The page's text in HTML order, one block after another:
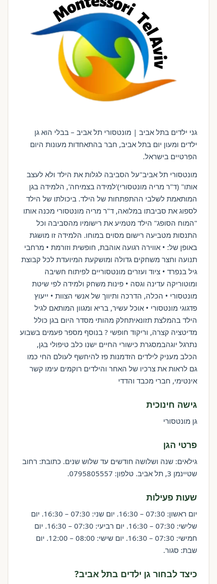
גני ילדים בתל אביב | מונטסורי תל אביב – בבלי הוא גן
ילדים ומעון יום בתל אביב, חבר בהתאחדות מעונות היום
הפרטיים בישראל.
מונטסורי תל אביב"על הסביבה לגלות את הילד ולא לעצב
אותו" (ד"ר מריה מונטסורי)'למידה בצמיחה', הלמידה בגן
המותאמת לשלבי ההתפתחות של הילד. ביכולתו של הילד
לספוג את סביבתו במלואה, ד"ר מריה מונטסורי מכנה אותו
"המוח הסופג" הילד מטמיע את רישומיו מהסביבה וכל
התנסות מטביעה רישום מסוים במוחו. הלמידה זו מושגת
באופן של: • אווירה רגועה אוהבת, חופשית וזורמת • מרחבי
תנועה וחצר משחקים גדולה ומושקעת המיועדת לכל קבוצת
גיל בנפרד • ציוד ועזרים מונטסוריים לפיתוח חשיבה
ומוטוריקה עדינה וגסה • פינות משחק ולמידה לפי שיטת
מונטסורי • הכלה, הדרכה ותיווך של אנשי הצוות • ייעוץ
פדגוגי מונטסורי • אוכל עשיר, בריא ומגוון המותאם לגיל
הילד בהמלצת תזונאיתחלק מהותי מסדר היום בגן כולל
מדיטציה קצרה, וריקוד חופשי ? בנוסף מספר פעמים בשבוע
נתרגל יוגהבמסגרת כישורי החיים ישנו כלב טיפולי בגן,
הכלב מעניק לילדים הזדמנות פז להיחשף לעולם החי כמו
גם לראות את צרכיו של האחר והילדים רוקמים עימו קשר
אינטימי, חברי מכבד והדדי
גישה חינוכית
גן מונטסורי
פרטי הגן
גילאים: שנה ושלושה חודשים עד שלוש שנים. כתובת: רחוב
שטיינמן 3, תל אביב. טלפון: 0795805557.
שעות פעילות
יום ראשון: 07:30 – 16:30. יום שני: 07:30 – 16:30. יום
שלישי: 07:30 – 16:30. יום רביעי: 07:30 – 16:30. יום
חמישי: 07:30 – 16:30. יום שישי: 08:00 – 12:00. יום
שבת: סגור.
כיצד לבחור גן ילדים בתל אביב?